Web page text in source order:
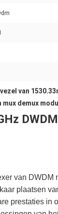
van
mux demux
van
plaatsen
prestaties